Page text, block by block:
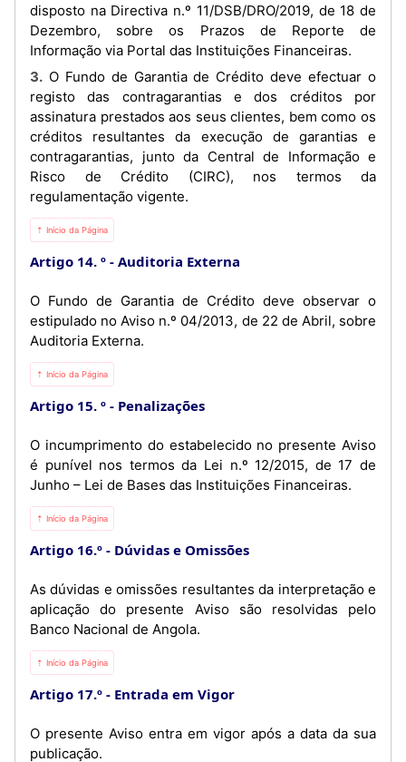
disposto na Directiva n.º 11/DSB/DRO/2019, de 18 de
Dezembro, sobre os Prazos de Reporte de
Informação via Portal das Instituições Financeiras.
3. O Fundo de Garantia de Crédito deve efectuar o
registo das contragarantias e dos créditos por
assinatura prestados aos seus clientes, bem como os
créditos resultantes da execução de garantias e
contragarantias, junto da Central de Informação e
Risco de Crédito (CIRC), nos termos da
regulamentação vigente.
⇡ Início da Página
Artigo 14. º Auditoria Externa
O Fundo de Garantia de Crédito deve observar o
estipulado no Aviso n.º 04/2013, de 22 de Abril, sobre
Auditoria Externa.
⇡ Início da Página
Artigo 15. º Penalizações
O incumprimento do estabelecido no presente Aviso
é punível nos termos da Lei n.º 12/2015, de 17 de
Junho – Lei de Bases das Instituições Financeiras.
⇡ Início da Página
Artigo 16.º Dúvidas e Omissões
As dúvidas e omissões resultantes da interpretação e
aplicação do presente Aviso são resolvidas pelo
Banco Nacional de Angola.
⇡ Início da Página
Artigo 17.º Entrada em Vigor
O presente Aviso entra em vigor após a data da sua
publicação.